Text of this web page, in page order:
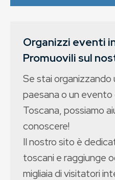
Organizzi eventi
Promuovili sul
Se stai
paesana o un
Toscana, possiamo
conoscere!
Il nostro sito è
toscani e raggiunge
migliaia di visitatori